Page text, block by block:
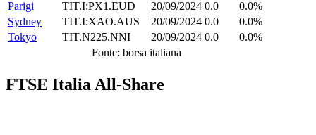
Parigi
TIT.I:PX1.EUD 20/09/2024 0.0
0.0%
Sydney
TIT.I:XAO.AUS 20/09/2024 0.0
0.0%
Tokyo
TIT.N225.NNI 20/09/2024 0.0
0.0%
Fonte: borsa italiana
FTSE Italia All-Share